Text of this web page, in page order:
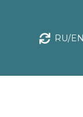
RU/EN